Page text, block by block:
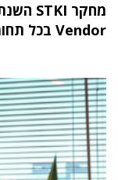
Vendor בכל תחומי שוק ה-IT